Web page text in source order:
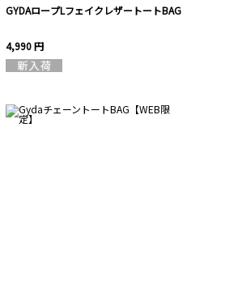
GYDAロープLフェイクレザートートBAG
4,990 円